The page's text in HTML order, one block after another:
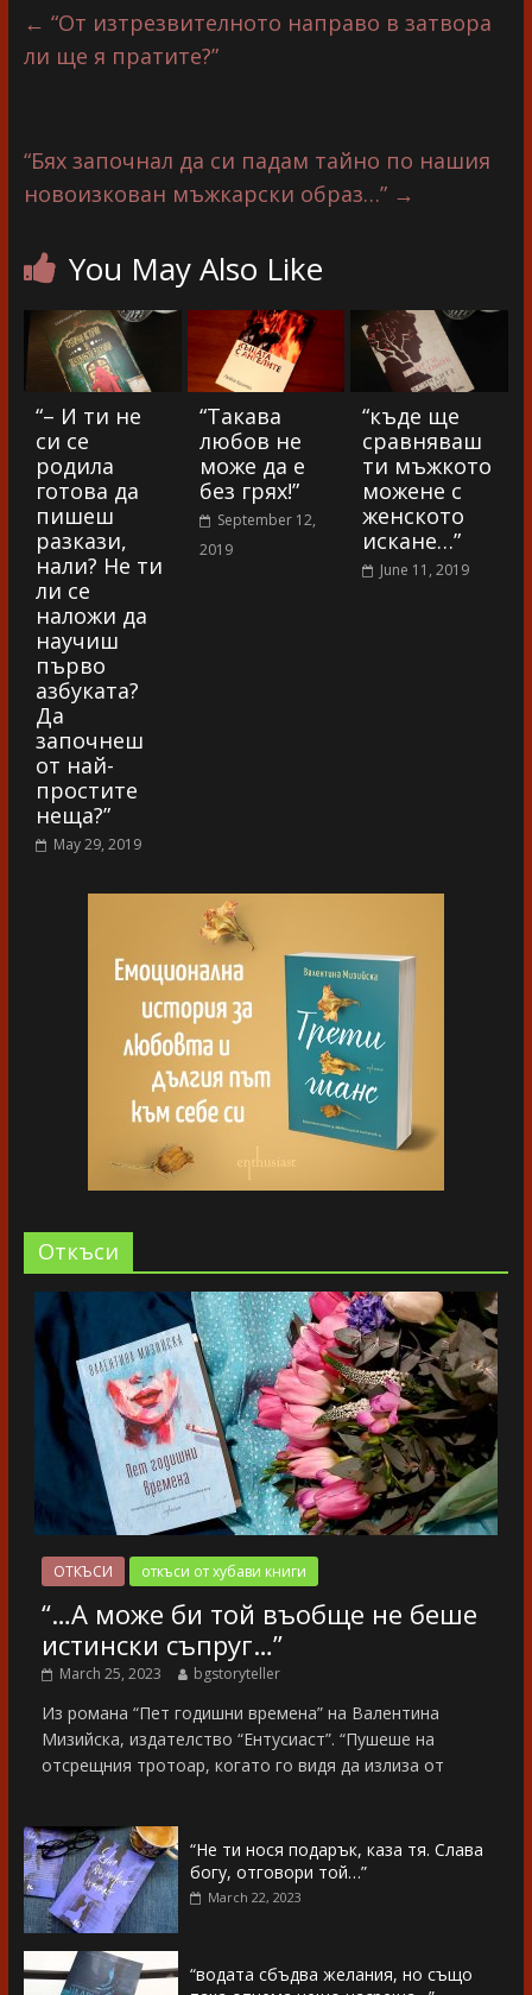
← “От изтрезвителното направо в затвора
ли ще я пратите?”
“Бях започнал да си падам тайно по нашия
новоизкован мъжкарски образ…” →
You May Also Like
“– И ти не
си се
родила
готова да
пишеш
разкази,
нали? Не ти
ли се
наложи да
научиш
първо
азбуката?
Да
започнеш
от най-
простите
неща?”
May 29, 2019
“Такава
любов не
може да е
без грях!”
September 12,
2019
“къде ще
сравняваш
ти мъжкото
можене с
женското
искане…”
June 11, 2019
Oткъси
ОТКЪСИ откъси от хубави книги
“…А може би той въобще не беше
истински съпруг…”
March 25, 2023 bgstoryteller
Из романа “Пет годишни времена” на Валентина
Мизийска, издателство “Ентусиаст”. “Пушеше на
отсрещния тротоар, когато го видя да излиза от
“Не ти нося подарък, каза тя. Слава
богу, отговори той…”
March 22, 2023
“водата сбъдва желания, но също